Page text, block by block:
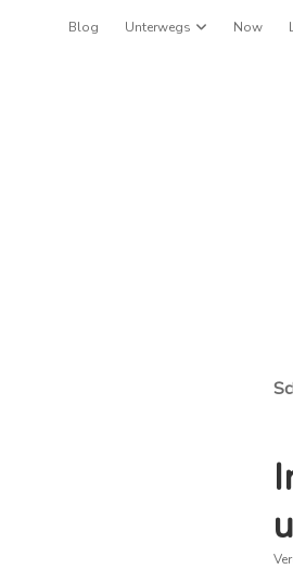
Blog Unterwegs Dropdown-Menü
Now